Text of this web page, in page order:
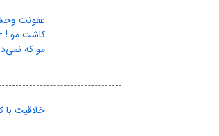
عفونت
مو که
خلاقیت با